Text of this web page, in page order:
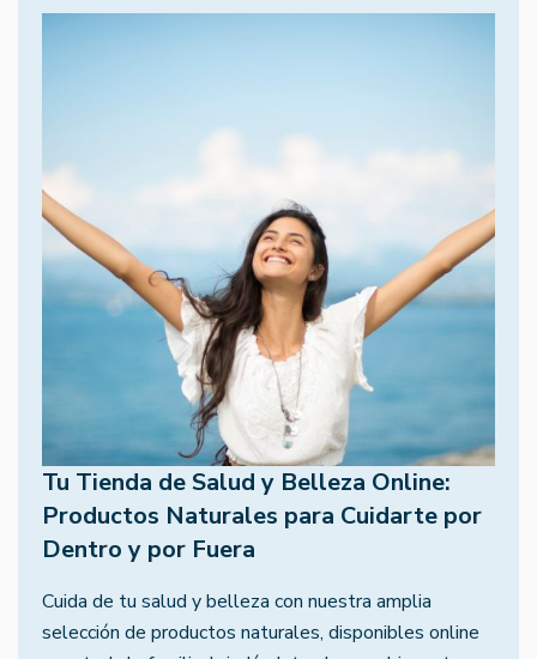
Tu Tienda de Salud y Belleza Online:
Productos Naturales para Cuidarte por
Dentro y por Fuera
Cuida de tu salud y belleza con nuestra amplia
selección de productos naturales, disponibles online